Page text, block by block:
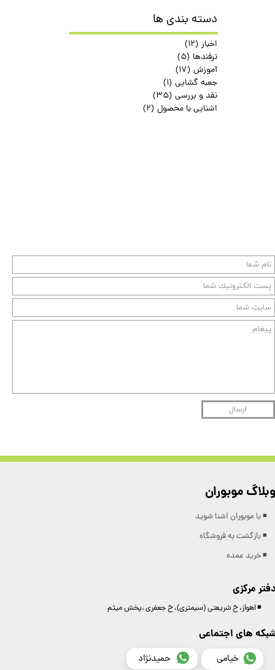
ارسال
دسته بندی ها
اخبار (۱۲)
ترفندها (۵)
آموزش (۱۷)
جعبه گشایی (۱)
نقد و بررسی (۳۵)
اشنایی با محصول (۲)
موبوران
◾️ با موبوران آشنا شوید
◾️ بازگشت به فروشگاه
◾️ خرید عمده
مرکزی
◾️ اهواز، خ شریعتی (سیمتری)، خ جعفری ،پخش میثم
های اجتماعی
خیامی حمیدنژاد